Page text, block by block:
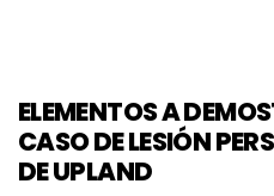
ELEMENTOS A
CASO DE LESIÓN
DE UPLAND